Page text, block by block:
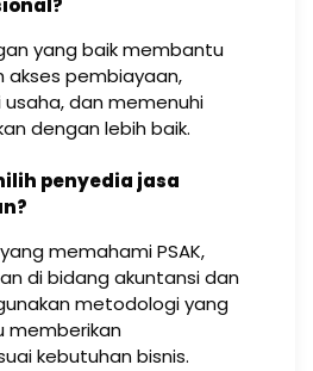
yang baik membantu
akses pembiayaan,
dan memenuhi
dengan lebih baik.
penyedia jasa
memahami PSAK,
di bidang akuntansi dan
metodologi yang
memberikan
kebutuhan bisnis.